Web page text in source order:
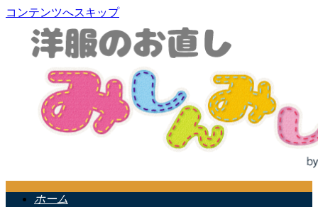
コンテンツへスキップ
ホーム